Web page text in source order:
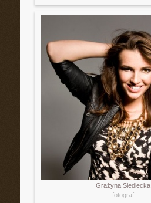
Grażyna Siedlecka
fotograf